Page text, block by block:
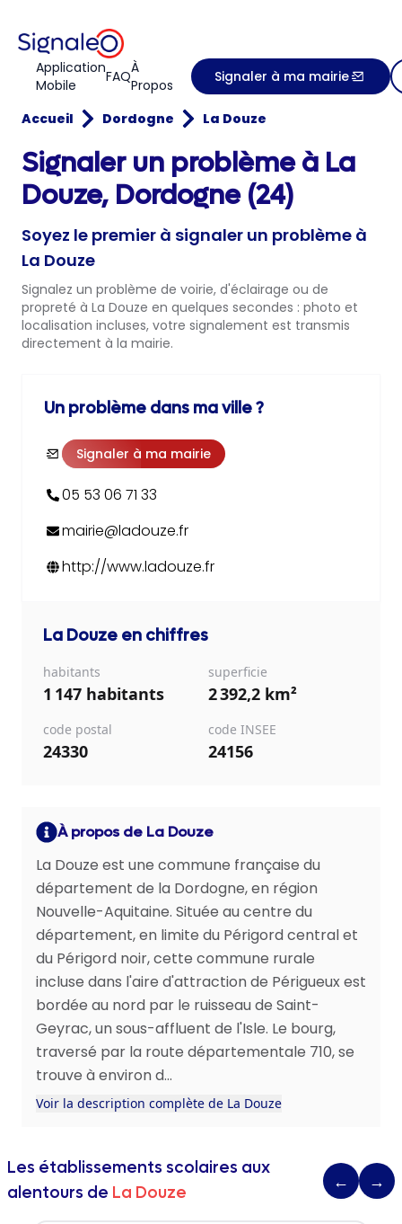
Application
Mobile
FAQÀ
Propos
Signaler à ma mairie
Accueil Dordogne La Douze
Signaler un problème à La
Douze, Dordogne (24)
Soyez le premier à signaler un problème à
La Douze
Signalez un problème de voirie, d'éclairage ou de
propreté à La Douze en quelques secondes : photo et
localisation incluses, votre signalement est transmis
directement à la mairie.
Un problème dans ma ville ?
Signaler à ma mairie
05 53 06 71 33
mairie@ladouze.fr
http://www.ladouze.fr
La Douze en chiffres
habitants
1 147 habitants
superficie
2 392,2 km²
code postal
24330
code INSEE
24156
À propos de La Douze
La Douze est une commune française du
département de la Dordogne, en région
Nouvelle-Aquitaine. Située au centre du
département, en limite du Périgord central et
du Périgord noir, cette commune rurale
incluse dans l'aire d'attraction de Périgueux est
bordée au nord par le ruisseau de Saint-
Geyrac, un sous-affluent de l'Isle. Le bourg,
traversé par la route départementale 710, se
trouve à environ d...
Voir la description complète de La Douze
Les établissements scolaires aux
alentours de La Douze
← →